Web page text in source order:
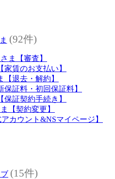
(92件)
ま【審査】
家賃のお支払い】
【退去・解約】
保証料・初回保証料】
保証契約手続き】
【契約変更】
カウント&NSマイページ】
(15件)